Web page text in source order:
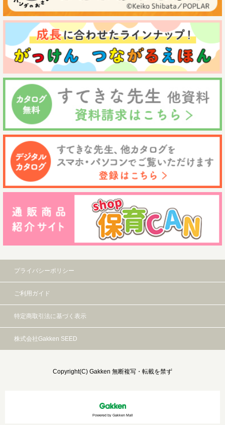
プライバシーポリシー
ご利用ガイド
特定商取引法に基づく表示
株式会社Gakken SEED
Copyright(C) Gakken 無断複写・転載を禁ず
Powered by Gakken Mall